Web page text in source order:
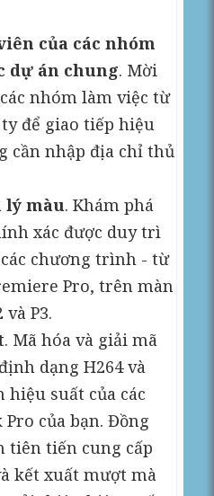
của các nhóm
dự án chung. Mời
nhóm làm việc từ
để giao tiếp hiệu
cần nhập địa chỉ thủ
lý màu. Khám phá
xác được duy trì
chương trình - từ
Pro, trên màn
P3.
. Mã hóa và giải mã
dạng H264 và
hiệu suất của các
của bạn. Đồng
tiên tiến cung cấp
kết xuất mượt mà